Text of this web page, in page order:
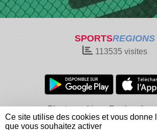
SPORTSREGIONS
113535 visites
Charte cookies
Gestion des
Informations légales
Signaler un
Ce site utilise des cookies et vous donne
que vous souhaitez activer